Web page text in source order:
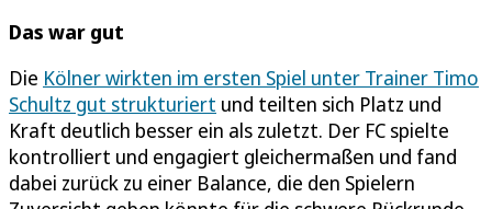
Das war gut
Die Kölner wirkten im ersten Spiel unter Trainer Timo
Schultz gut strukturiert und teilten sich Platz und
Kraft deutlich besser ein als zuletzt. Der FC spielte
kontrolliert und engagiert gleichermaßen und fand
dabei zurück zu einer Balance, die den Spielern